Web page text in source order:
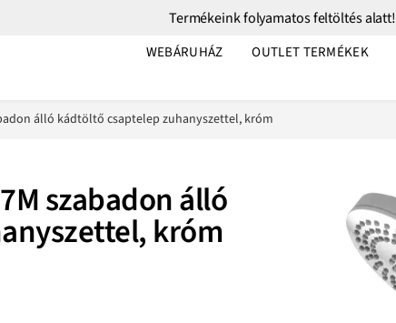
Termékeink folyamatos feltöltés alatt!
WEBÁRUHÁZ OUTLET TERMÉKEK
álló kádtöltő csaptelep zuhanyszettel, króm
szabadon álló
króm